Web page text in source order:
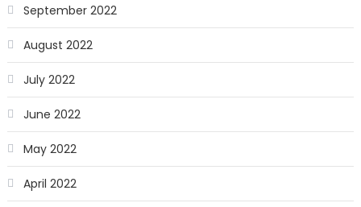
September 2022
August 2022
July 2022
June 2022
May 2022
April 2022